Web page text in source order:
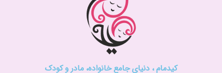
کیدمام ، دنیای جامع خانواده، مادر و کودک